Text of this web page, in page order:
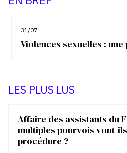
31/07
Violences sexuelles :
LES PLUS LUS
Affaire des assistants du
multiples pourvois vont-
procédure ?